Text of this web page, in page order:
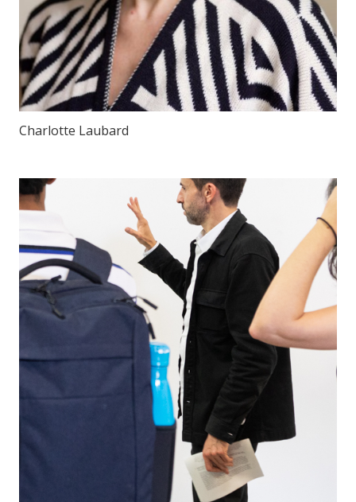
Charlotte Laubard